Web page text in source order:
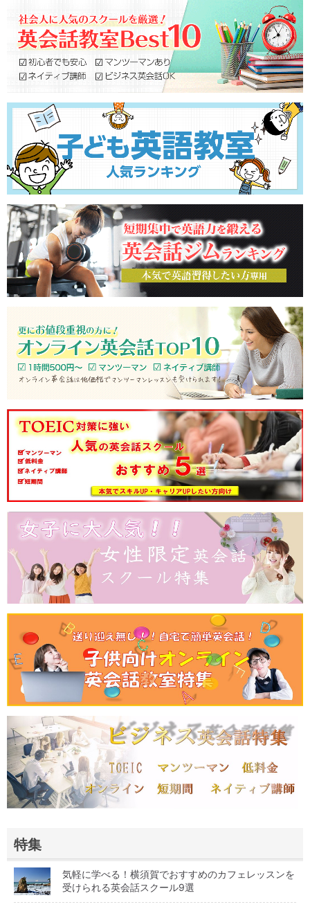
特集
気軽に学べる！横須賀でおすすめのカフェレッスンを
受けられる英会話スクール9選